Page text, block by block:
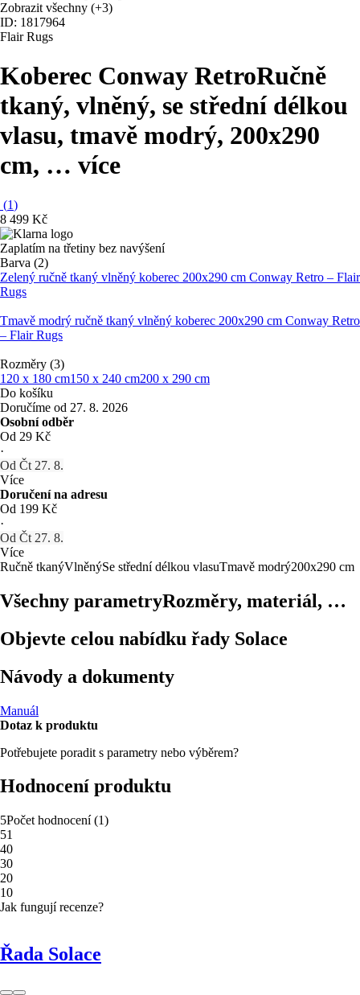
Zobrazit všechny (+3)
ID: 1817964
Flair Rugs
Koberec Conway RetroRučně
tkaný, vlněný, se střední délkou
vlasu, tmavě modrý, 200x290
cm, … více
(1)
8 499 Kč
Zaplatím na třetiny bez navýšení
Barva (2)
Zelený ručně tkaný vlněný koberec 200x290 cm Conway Retro – Flair
Rugs
Tmavě modrý ručně tkaný vlněný koberec 200x290 cm Conway Retro
– Flair Rugs
Rozměry (3)
120 x 180 cm150 x 240 cm200 x 290 cm
Do košíku
Doručíme od 27. 8. 2026
Osobní odběr
Od 29 Kč
·
Od Čt 27. 8.
Více
Doručení na adresu
Od 199 Kč
·
Od Čt 27. 8.
Více
Ručně tkanýVlněnýSe střední délkou vlasuTmavě modrý200x290 cm
Všechny parametryRozměry, materiál, …
Objevte celou nabídku řady Solace
Návody a dokumenty
Manuál
Dotaz k produktu
Potřebujete poradit s parametry nebo výběrem?
Hodnocení produktu
5Počet hodnocení(1)
51
40
30
20
10
Jak fungují recenze?
Řada Solace